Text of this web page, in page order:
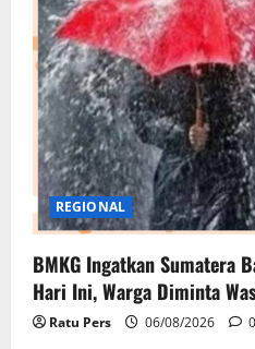
REGIONAL
BMKG Ingatkan Sumatera
Hari Ini, Warga Diminta
Ratu Pers 06/08/2026 0